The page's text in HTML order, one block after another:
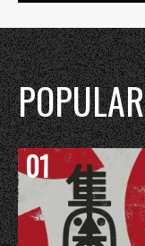
POPULAR